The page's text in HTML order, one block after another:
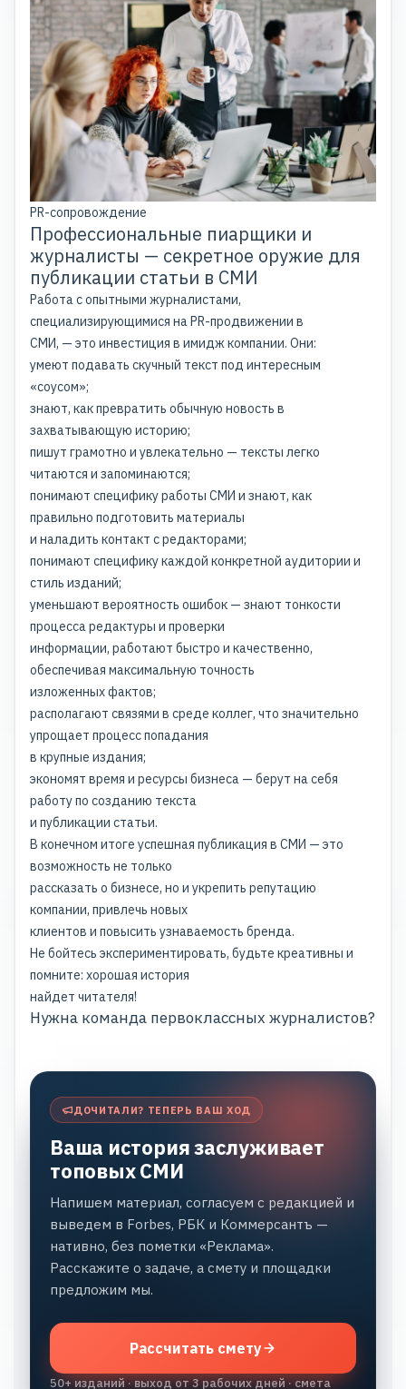
PR-сопровождение
Профессиональные пиарщики и
журналисты — секретное оружие для
публикации статьи в СМИ
Работа с опытными журналистами,
специализирующимися на PR-продвижении в
СМИ, — это инвестиция в имидж компании. Они:
умеют подавать скучный текст под интересным
«соусом»;
знают, как превратить обычную новость в
захватывающую историю;
пишут грамотно и увлекательно — тексты легко
читаются и запоминаются;
понимают специфику работы СМИ и знают, как
правильно подготовить материалы
и наладить контакт с редакторами;
понимают специфику каждой конкретной аудитории и
стиль изданий;
уменьшают вероятность ошибок — знают тонкости
процесса редактуры и проверки
информации, работают быстро и качественно,
обеспечивая максимальную точность
изложенных фактов;
располагают связями в среде коллег, что значительно
упрощает процесс попадания
в крупные издания;
экономят время и ресурсы бизнеса — берут на себя
работу по созданию текста
и публикации статьи.
В конечном итоге успешная публикация в СМИ — это
возможность не только
рассказать о бизнесе, но и укрепить репутацию
компании, привлечь новых
клиентов и повысить узнаваемость бренда.
Не бойтесь экспериментировать, будьте креативны и
помните: хорошая история
найдет читателя!
Нужна команда первоклассных журналистов?
ДОЧИТАЛИ? ТЕПЕРЬ ВАШ ХОД
Ваша история заслуживает
топовых СМИ
Напишем материал, согласуем с редакцией и
выведем в Forbes, РБК и Коммерсантъ —
нативно, без пометки «Реклама».
Расскажите о задаче, а смету и площадки
предложим мы.
Рассчитать смету
50+ изданий · выход от 3 рабочих дней · смета